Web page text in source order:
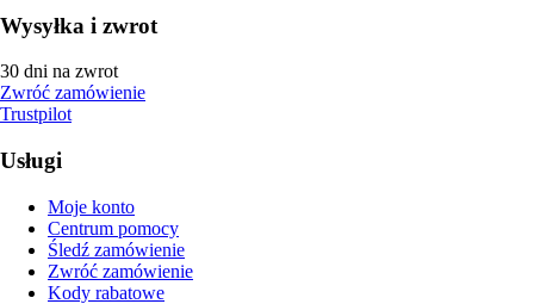
Wysyłka i zwrot
30 dni na zwrot
Zwróć zamówienie
Trustpilot
Usługi
Moje konto
Centrum pomocy
Śledź zamówienie
Zwróć zamówienie
Kody rabatowe